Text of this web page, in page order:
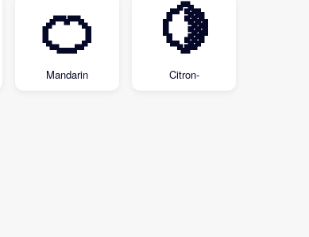
🍊
Mandarin
🍋
Citron-